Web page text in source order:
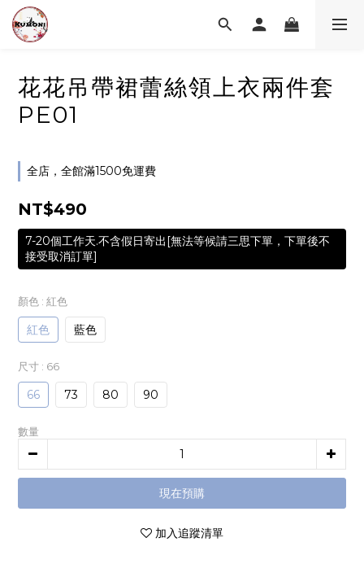
花花吊帶裙蕾絲領上衣兩件套
PE01
全店，全館滿1500免運費
NT$490
7-20個工作天.不含假日寄出[無法等候請三思下單，下單後不
接受取消訂單]
顏色 : 紅色
紅色 藍色
尺寸 : 66
66 73 80 90
數量
現在預購
加入追蹤清單